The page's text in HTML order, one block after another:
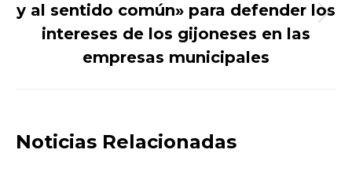
Publicación
siguiente:
y al sentido común» para defender los
intereses de los gijoneses en las
empresas municipales
Noticias Relacionadas